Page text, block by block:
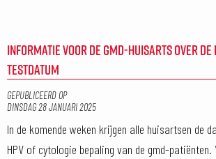
INFORMATIE VOOR DE GMD-HUISARTS OVER
TESTDATUM
GEPUBLICEERD OP
DINSDAG 28 JANUARI 2025
In de komende weken krijgen alle huisartsen de
HPV of cytologie bepaling van de gmd-patiënten.